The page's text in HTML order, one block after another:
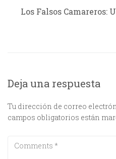
Los Falsos Camareros:
Deja una respuesta
Tu dirección de correo
campos obligatorios están